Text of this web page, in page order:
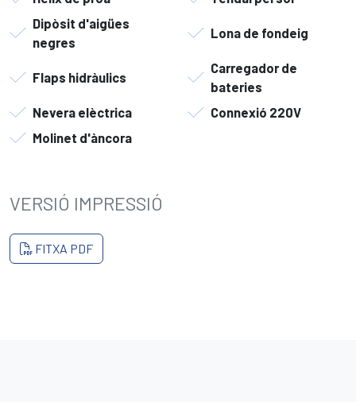
Dipòsit d'aigües
negres
Lona de fondeig
Flaps hidràulics
Carregador de
bateries
Nevera elèctrica
Connexió 220V
Molinet d'àncora
VERSIÓ IMPRESSIÓ
FITXA PDF